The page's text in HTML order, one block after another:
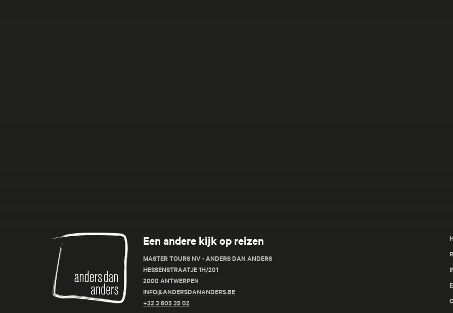
Anders
dan
Anders
Een andere kijk op reizen
MASTER TOURS NV - ANDERS DAN ANDERS
HESSENSTRAATJE 1H/201
2000 ANTWERPEN
INFO@ANDERSDANANDERS.BE
+32 3 605 35 02